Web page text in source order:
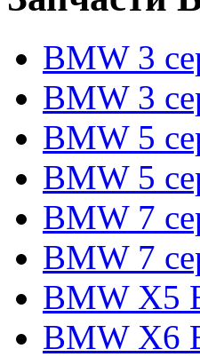
BMW 3
BMW 3
BMW 5
BMW 5
BMW 7
BMW 7
BMW X5
BMW X6